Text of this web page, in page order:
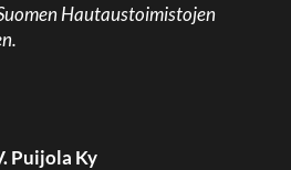
Hautaustoimistojen
Puijola Ky